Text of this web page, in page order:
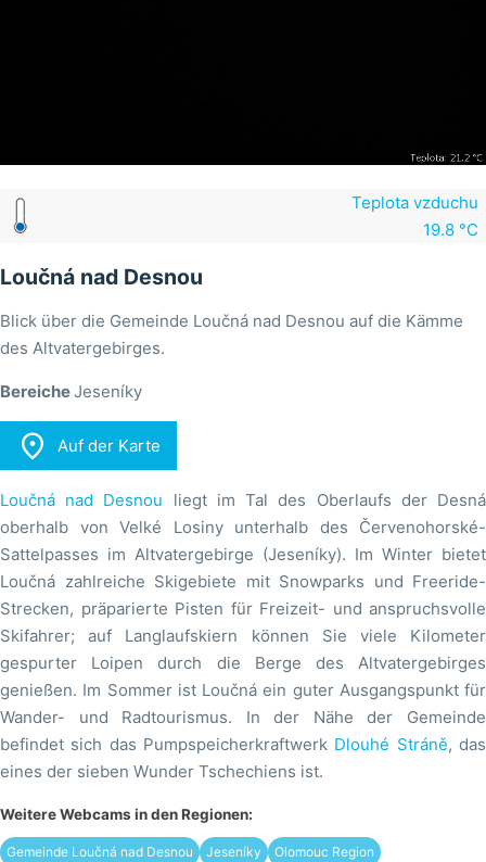
Teplota vzduchu
19.8 °C
Loučná nad Desnou
Blick über die Gemeinde Loučná nad Desnou auf die Kämme
des Altvatergebirges.
BereicheJeseníky
 Auf der Karte
Loučná nad Desnou liegt im Tal des Oberlaufs der Desná
oberhalb von Velké Losiny unterhalb des Červenohorské-
Sattelpasses im Altvatergebirge (Jeseníky). Im Winter bietet
Loučná zahlreiche Skigebiete mit Snowparks und Freeride-
Strecken, präparierte Pisten für Freizeit- und anspruchsvolle
Skifahrer; auf Langlaufskiern können Sie viele Kilometer
gespurter Loipen durch die Berge des Altvatergebirges
genießen. Im Sommer ist Loučná ein guter Ausgangspunkt für
Wander- und Radtourismus. In der Nähe der Gemeinde
befindet sich das Pumpspeicherkraftwerk Dlouhé Stráně, das
eines der sieben Wunder Tschechiens ist.
Weitere Webcams in den Regionen:
Gemeinde Loučná nad Desnou Jeseníky
Olomouc Region